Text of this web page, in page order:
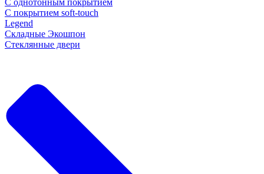
С покрытием soft-touch
Legend
Складные Экошпон
Стеклянные двери